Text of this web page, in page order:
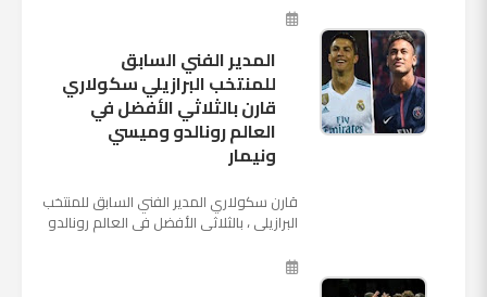
الروسية في يوم شديد الح...
المدير الفني السابق
للمنتخب البرازيلي سكولاري
قارن بالثلاثي الأفضل في
العالم رونالدو وميسي
ونيمار
قارن سكولاري المدير الفني السابق للمنتخب
البرازيلي ، بالثلاثي الأفضل في العالم رونالدو
نجم ...